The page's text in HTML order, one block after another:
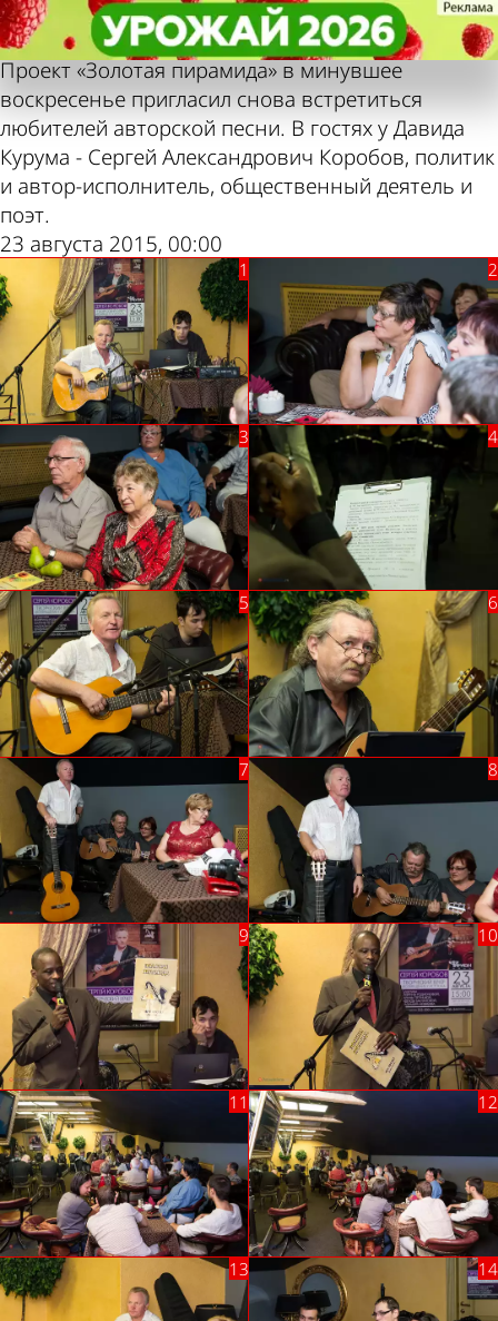
Концерт Сергея
Коробова
Фотолента,
«Культура»
Проект «Золотая пирамида» в минувшее
воскресенье пригласил снова встретиться
любителей авторской песни. В гостях у Давида
Курума - Сергей Александрович Коробов, политик
и автор-исполнитель, общественный деятель и
поэт.
23 августа 2015, 00:00
Концерт Сергея
Коробова
Фотолента,
«Культура»